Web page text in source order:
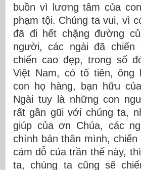
buồn vì lương tâm của
phạm tội. Chúng ta vui, vì
đã đi hết chặng đường
người, các ngài đã chiến
chiến cao đẹp, trong số
Việt Nam, có tổ tiên, ông
con họ hàng, bạn hữu
Ngài tuy là những con
rất gần gũi với chúng ta,
giúp của ơn Chúa, các
chính bản thân mình,
cám dỗ của trần thế này,
ta, chúng ta cũng sẽ